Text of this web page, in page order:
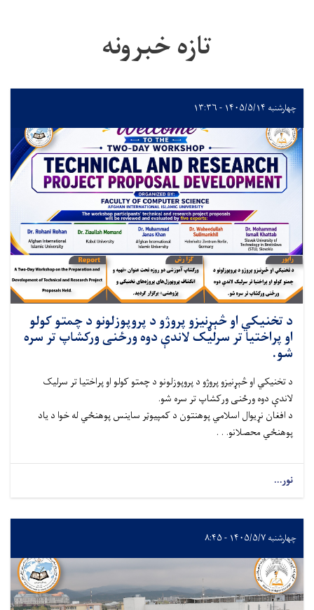
تازه خبرونه
چهارشنبه ۱۴۰۵/۵/۱۴ - ۱۳:۳۶
د تخنیکي او څېړنیزو پروژو د پروپوزلونو د چمتو کولو
او پراختیا تر سرلیک لاندې دوه ورځنی ورکشاپ تر سره
شو.
د تخنیکي او څېړنیزو پروژو د پروپوزلونو د چمتو کولو او پراختیا تر سرلیک
لاندې دوه ورځنی ورکشاپ تر سره شو.
د افغان نړیوال اسلامي پوهنتون د کمپیوټر ساینس پوهنځي له خوا د یاد
پوهنځي محصلانو. . .
نور...
چهارشنبه ۱۴۰۵/۵/۷ - ۸:۴۵